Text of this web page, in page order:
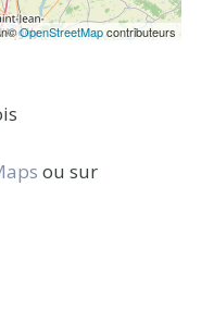
OpenStreetMapcontributeurs
ou sur